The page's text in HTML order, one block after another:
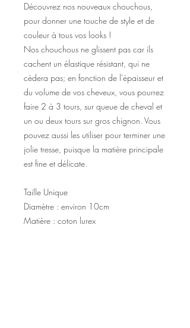
Découvrez nos nouveaux chouchous,
pour donner une touche de style et de
couleur à tous vos looks !
Nos chouchous ne glissent pas car ils
cachent un élastique résistant, qui ne
cèdera pas; en fonction de l'épaisseur et
du volume de vos cheveux, vous pourrez
faire 2 à 3 tours, sur queue de cheval et
un ou deux tours sur gros chignon. Vous
pouvez aussi les utiliser pour terminer une
jolie tresse, puisque la matière principale
est fine et délicate.
Taille Unique
Diamètre : environ 10cm
Matière : coton lurex